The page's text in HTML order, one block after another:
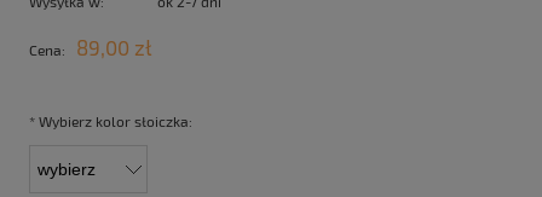
Cena: 89,00 zł
* Wybierz kolor słoiczka: